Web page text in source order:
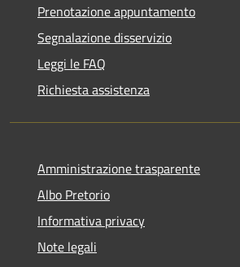
Prenotazione appuntamento
Segnalazione disservizio
Leggi le FAQ
Richiesta assistenza
Amministrazione trasparente
Albo Pretorio
Informativa privacy
Note legali